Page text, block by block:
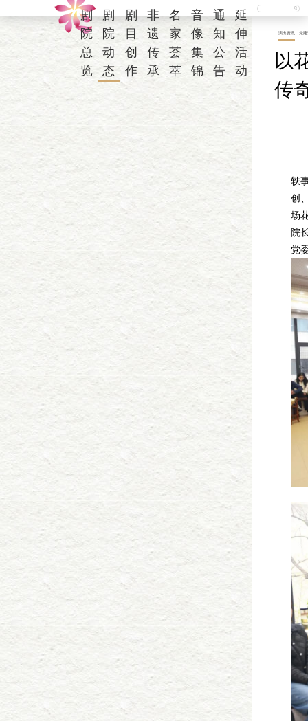
剧
院
总
览
剧
院
动
态
剧
目
创
作
非
遗
传
承
名
家
荟
萃
音
像
集
锦
通
知
公
告
延
伸
活
动
演出资讯 党建
以
传
轶
创
场
院
党